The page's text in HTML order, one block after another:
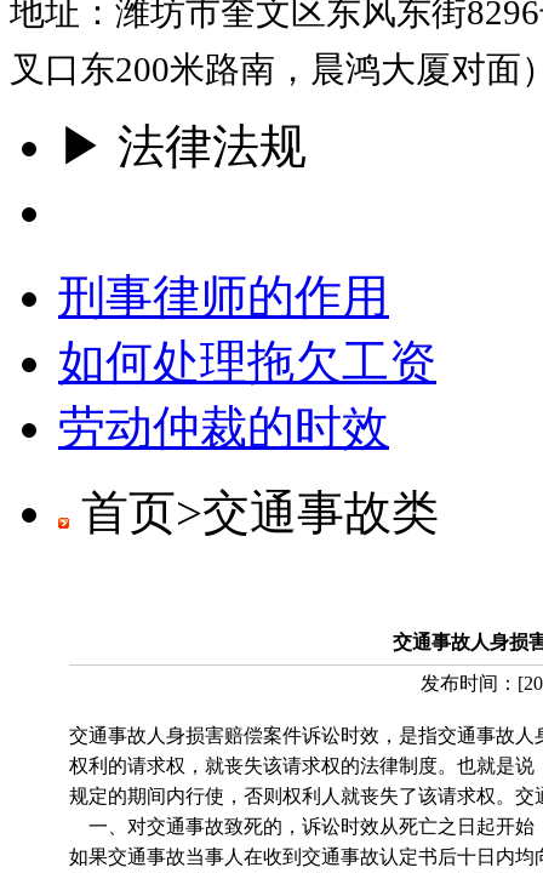
地址：潍坊市奎文区东风东街
叉口东200米路南，晨鸿大厦对面
▶ 法律法规
刑事律师的作用
如何处理拖欠工资
劳动仲裁的时效
首页>交通事故类
交通事故人身损
发布时间： [
交通事故人身损害赔偿案件诉讼时效，是指交通事故
权利的请求权，就丧失该请求权的法律制度。也就是
规定的期间内行使，否则权利人就丧失了该请求权。
一、对交通事故致死的，诉讼时效从死亡之日起开始
如果交通事故当事人在收到交通事故认定书后十日内